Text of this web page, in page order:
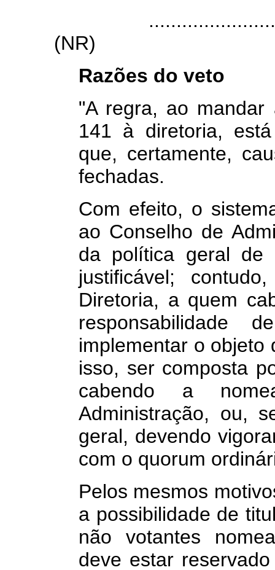
(NR)
Razões do veto
"A regra, ao
141 à diretoria,
que, certamente,
fechadas.
Com efeito, o
ao Conselho de
da política geral de
justificável;
Diretoria, a quem
responsabilidade
implementar o objeto
isso, ser composta
cabendo a
Administração, ou,
geral, devendo
com o quorum
Pelos mesmos
a possibilidade de
não votantes
deve estar